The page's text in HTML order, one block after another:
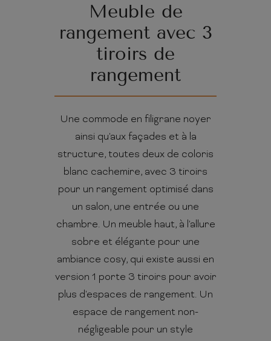
Meuble de
rangement avec 3
tiroirs de
rangement
Une commode en filigrane noyer
ainsi qu'aux façades et à la
structure, toutes deux de coloris
blanc cachemire, avec 3 tiroirs
pour un rangement optimisé dans
un salon, une entrée ou une
chambre. Un meuble haut, à l'allure
sobre et élégante pour une
ambiance cosy, qui existe aussi en
version 1 porte 3 tiroirs pour avoir
plus d'espaces de rangement. Un
espace de rangement non-
négligeable pour un style